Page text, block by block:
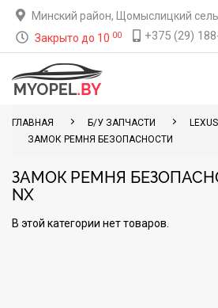
Минский район, Щомыслицкий
Закрыто до 10 00 +375 (29)
ГЛАВНАЯ Б/У ЗАПЧАСТИ
ЗАМОК РЕМНЯ БЕЗОПАСНОСТИ
ЗАМОК РЕМНЯ
NX
В этой категории нет товаров.